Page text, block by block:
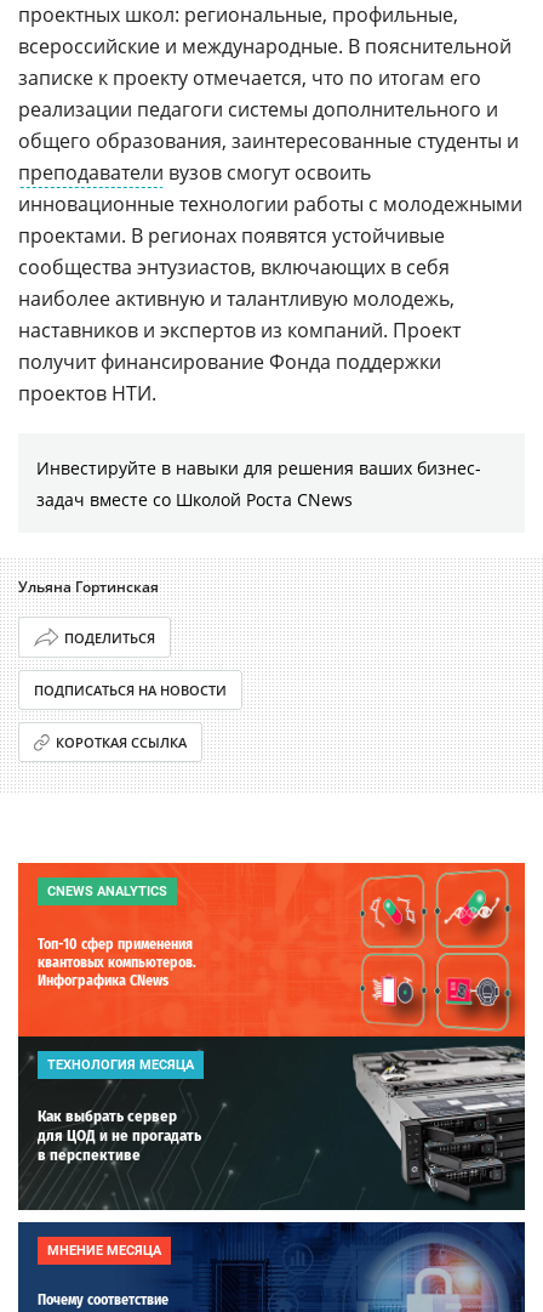
проектных школ: региональные, профильные,
всероссийские и международные. В пояснительной
записке к проекту отмечается, что по итогам его
реализации педагоги системы дополнительного и
общего образования, заинтересованные студенты и
преподаватели вузов смогут освоить
инновационные технологии работы с молодежными
проектами. В регионах появятся устойчивые
сообщества энтузиастов, включающих в себя
наиболее активную и талантливую молодежь,
наставников и экспертов из компаний. Проект
получит финансирование Фонда поддержки
проектов НТИ.
Инвестируйте в навыки для решения ваших бизнес-
задач вместе со Школой Роста CNews
Ульяна Гортинская
ПОДЕЛИТЬСЯ
ПОДПИСАТЬСЯ НА НОВОСТИ
КОРОТКАЯ ССЫЛКА
CNEWS ANALYTICS
Топ-10 сфер применения
квантовых компьютеров.
Инфографика CNews
ТЕХНОЛОГИЯ МЕСЯЦА
Как выбрать сервер
для ЦОД и не прогадать
в перспективе
МНЕНИЕ МЕСЯЦА
Почему соответствие